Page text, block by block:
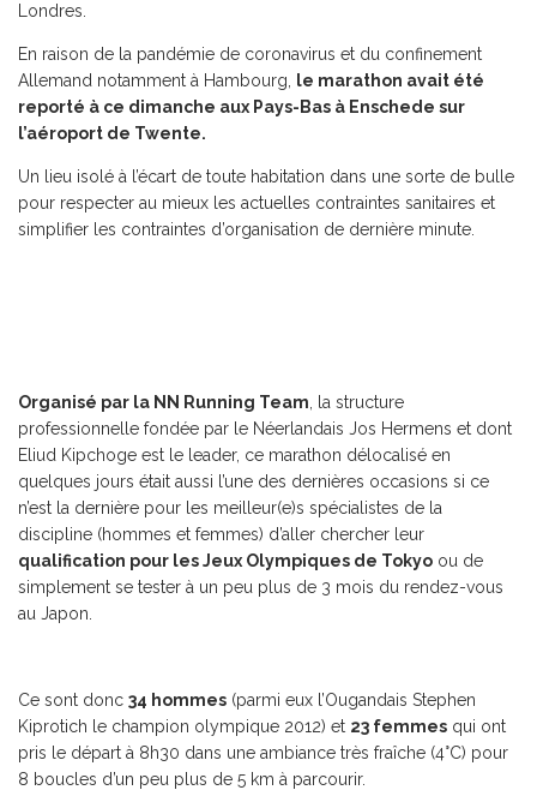
Londres.
En raison de la pandémie de coronavirus et du confinement
Allemand notamment à Hambourg,
le marathon avait été
reporté à ce dimanche aux Pays-Bas à Enschede sur
l’aéroport de Twente.
Un lieu isolé à l’écart de toute habitation dans une sorte de bulle
pour respecter au mieux les actuelles contraintes sanitaires et
simplifier les contraintes d’organisation de dernière minute.
Organisé par la NN Running Team , la structure
professionnelle fondée par le Néerlandais Jos Hermens et dont
Eliud Kipchoge est le leader, ce marathon délocalisé en
quelques jours était aussi l’une des dernières occasions si ce
n’est la dernière pour les meilleur(e)s spécialistes de la
discipline (hommes et femmes) d’aller chercher leur
qualification pour les Jeux Olympiques de Tokyo ou de
simplement se tester à un peu plus de 3 mois du rendez-vous
au Japon.
Ce sont donc 34 hommes (parmi eux l’Ougandais Stephen
Kiprotich le champion olympique 2012) et 23 femmes qui ont
pris le départ à 8h30 dans une ambiance très fraîche (4°C) pour
8 boucles d’un peu plus de 5 km à parcourir.